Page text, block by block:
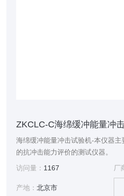
ZKCLC-C海绵缓冲能量冲
海绵缓冲能量冲击试验机-本仪器
的抗冲击能力评价的测试仪器。
访问量： 1167 厂
产地：北京市